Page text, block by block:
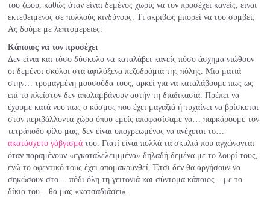
του ζώου, καθώς όταν είναι δεμένος χωρίς να τον προσέχει κανείς, είναι
εκτεθειμένος σε πολλούς κινδύνους. Τι ακριβώς μπορεί να του συμβεί;
Ας δούμε με λεπτομέρειες:
Κάποιος να τον προσέχει
Δεν είναι και τόσο δύσκολο να καταλάβει κανείς πόσο άσχημα νιώθουν
οι δεμένοι σκύλοι στα αφιλόξενα πεζοδρόμια της πόλης. Μια ματιά
στην… τρομαγμένη μουσούδα τους, αρκεί για να καταλάβουμε πως ως
επί το πλείστον δεν απολαμβάνουν αυτήν τη διαδικασία. Πρέπει να
έχουμε κατά νου πως ο κόσμος που έχει μαγαζιά ή τυχαίνει να βρίσκεται
στον περιβάλλοντα χώρο όπου εμείς αποφασίσαμε να… παρκάρουμε τον
τετράποδο φίλο μας, δεν είναι υποχρεωμένος να ανέχεται το…
ακατάσχετο γάβγισμά του. Γιατί είναι πολλά τα σκυλιά που αγχώνονται
όταν παραμένουν «εγκαταλελειμμένα» δηλαδή δεμένα με το λουρί τους,
ενώ το αφεντικό τους έχει απομακρυνθεί. Έτσι δεν θα αργήσουν να
σηκώσουν στο… πόδι όλη τη γειτονιά και σύντομα κάποιος – με το
δίκιο του – θα μας «κατσαδιάσει».